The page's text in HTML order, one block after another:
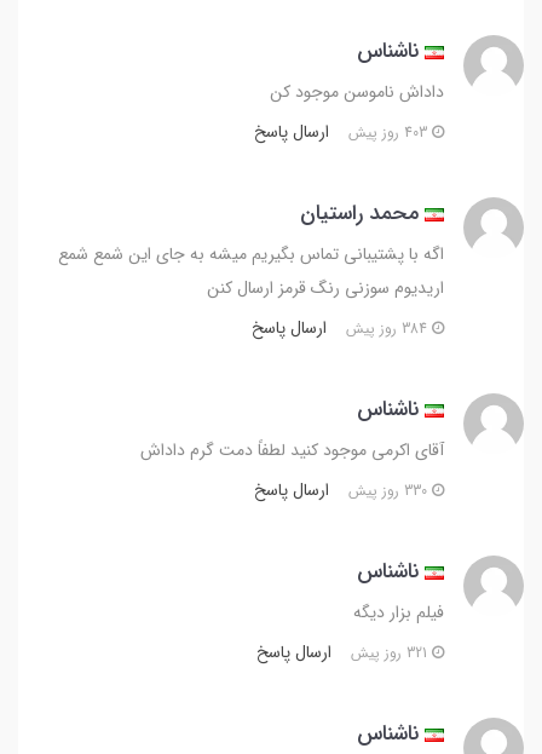
ناشناس
داداش ناموسن موجود کن
ارسال پاسخ
محمد راستیان
اگه با پشتیبانی تماس بگیریم میشه به جای این شمع شمع
اریدیوم سوزنی رنگ قرمز ارسال کنن
ارسال پاسخ
ناشناس
آقای اکرمی موجود کنید لطفاً دمت گرم داداش
ارسال پاسخ
ناشناس
فیلم بزار دیگه
ارسال پاسخ
ناشناس